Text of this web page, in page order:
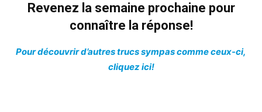
Revenez la semaine prochaine pour
connaître la réponse!
Pour découvrir d’autres trucs sympas comme ceux-ci,
cliquez ici!